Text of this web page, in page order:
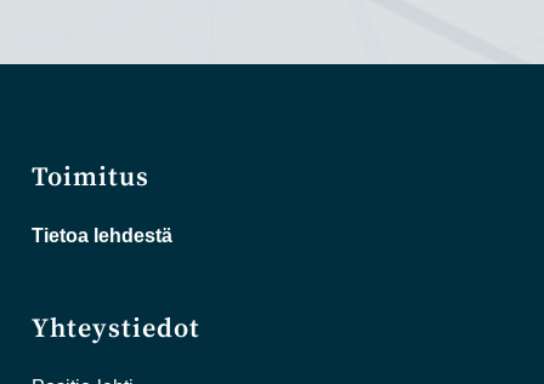
Toimitus
Tietoa lehdestä
Yhteystiedot